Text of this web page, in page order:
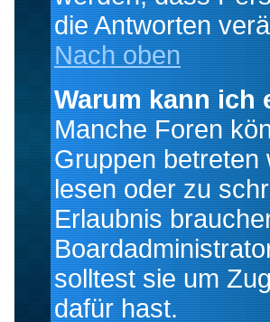
die Antworten
Nach oben
Warum kann ich
Manche Foren
Gruppen betreten
lesen oder zu
Erlaubnis
solltest sie um
dafür hast.